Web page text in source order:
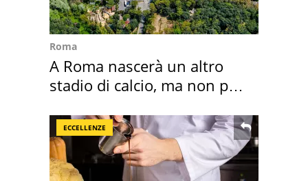
Roma
A Roma nascerà un altro
stadio di calcio, ma non per
ECCELLENZE